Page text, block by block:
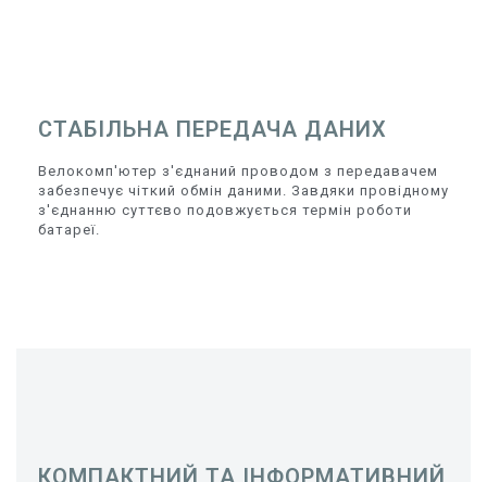
СТАБІЛЬНА ПЕРЕДАЧА ДАНИХ
Велокомп'ютер з'єднаний проводом з передавачем
забезпечує чіткий обмін даними. Завдяки провідному
з'єднанню суттєво подовжується термін роботи
батареї.
КОМПАКТНИЙ ТА ІНФОРМАТИВНИЙ